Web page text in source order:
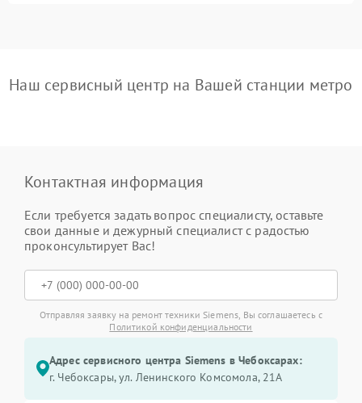
Наш сервисный центр на Вашей станции метро
Контактная информация
Если требуется задать вопрос специалисту, оставьте
свои данные и дежурный специалист с радостью
проконсультирует Вас!
Отправляя заявку на ремонт техники Siemens, Вы соглашаетесь с
Политикой конфиденциальности
Адрес сервисного центра Siemens в Чебоксарах:
г. Чебоксары, ул. Ленинского Комсомола, 21А